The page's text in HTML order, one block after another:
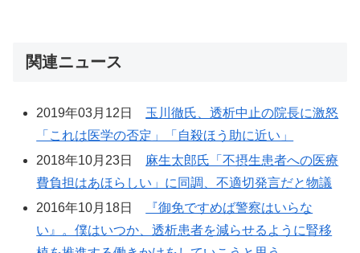
関連ニュース
2019年03月12日 玉川徹氏、透析中止の院長に激怒
「これは医学の否定」「自殺ほう助に近い」
2018年10月23日 麻生太郎氏「不摂生患者への医療
費負担はあほらしい」に同調、不適切発言だと物議
2016年10月18日
『御免ですめば警察はいらな
い』。僕はいつか、透析患者を減らせるように腎移